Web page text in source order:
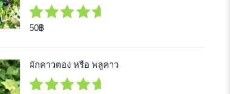
5.00
50฿
ผักคาวตอง หรือ พลูคาว